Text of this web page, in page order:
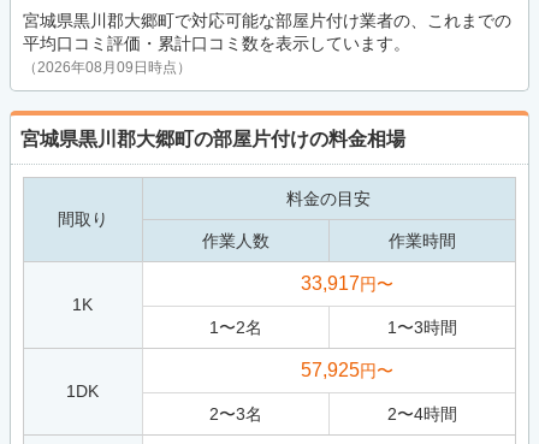
宮城県黒川郡大郷町で対応可能な部屋片付け業者の、これまでの
平均口コミ評価・累計口コミ数を表示しています。
（2026年08月09日時点）
宮城県黒川郡大郷町の部屋片付けの料金相場
間取り
料金の目安
作業人数 作業時間
1K
33,917円〜
1 〜2名 1 〜3時間
1DK
57,925円〜
2〜3名 2〜4時間